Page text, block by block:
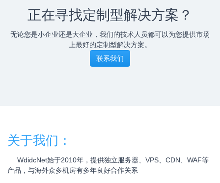
正在寻找定制型解决方案？
无论您是小企业还是大企业，我们的技术人员都可以为您提供市场
上最好的定制型解决方案。
联系我们
关于我们：
WdidcNet始于2010年，提供独立服务器、VPS、CDN、WAF等
产品，与海外众多机房有多年良好合作关系